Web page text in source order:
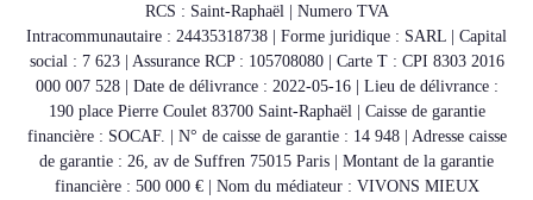
RCS : Saint-Raphaël | Numero TVA
Intracommunautaire : 24435318738 | Forme juridique : SARL | Capital
social : 7 623 | Assurance RCP : 105708080 | Carte T : CPI 8303 2016
000 007 528 | Date de délivrance : 2022-05-16 | Lieu de délivrance :
190 place Pierre Coulet 83700 Saint-Raphaël | Caisse de garantie
financière : SOCAF. | N° de caisse de garantie : 14 948 | Adresse caisse
de garantie : 26, av de Suffren 75015 Paris | Montant de la garantie
financière : 500 000 € | Nom du médiateur : VIVONS MIEUX